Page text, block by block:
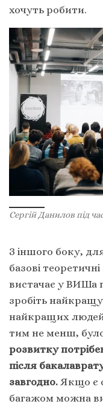
хочуть робити.
Сергій Данилов під
З іншого боку,
базові
вистачає у ВИШа
зробіть
найкращих людей.
тим не менш,
розвитку
після
завгодно. Якщо є
багажом можна